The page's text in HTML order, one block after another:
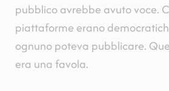
pubblico avrebbe avuto voce.
piattaforme erano
ognuno poteva pubblicare.
era una favola.